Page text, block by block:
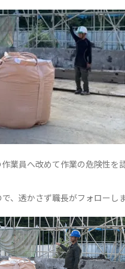
業員へ改めて作業の危険性を
、透かさず職長がフォローしま